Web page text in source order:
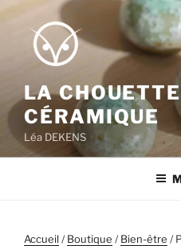
Aller
contenu
principal
LA
CÉRAMIQUE
Léa DEKENS
Accueil/Boutique /Bien-être /